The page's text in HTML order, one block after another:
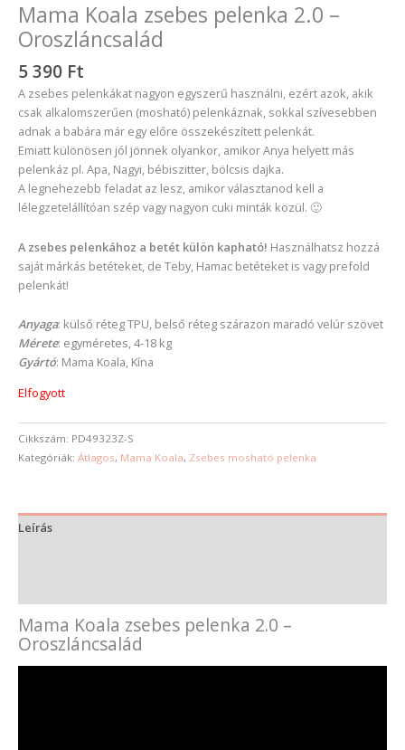
Mama Koala zsebes pelenka 2.0 –
Oroszláncsalád
5 390 Ft
A zsebes pelenkákat nagyon egyszerű használni, ezért azok, akik
csak alkalomszerűen (mosható) pelenkáznak, sokkal szívesebben
adnak a babára már egy előre összekészített pelenkát.
Emiatt különösen jól jönnek olyankor, amikor Anya helyett más
pelenkáz pl. Apa, Nagyi, bébiszitter, bölcsis dajka.
A legnehezebb feladat az lesz, amikor választanod kell a
lélegzetelállítóan szép vagy nagyon cuki minták közül. 🙂
A zsebes pelenkához a betét külön kapható! Használhatsz hozzá
saját márkás betéteket, de Teby, Hamac betéteket is vagy prefold
pelenkát!
Anyaga: külső réteg TPU, belső réteg szárazon maradó velúr szövet
Mérete: egyméretes, 4-18 kg
Gyártó: Mama Koala, Kína
Elfogyott
Cikkszám: PD49323Z-S
Kategóriák: Átlagos, Mama Koala, Zsebes mosható pelenka
Leírás
Mama Koala zsebes pelenka 2.0 –
Oroszláncsalád